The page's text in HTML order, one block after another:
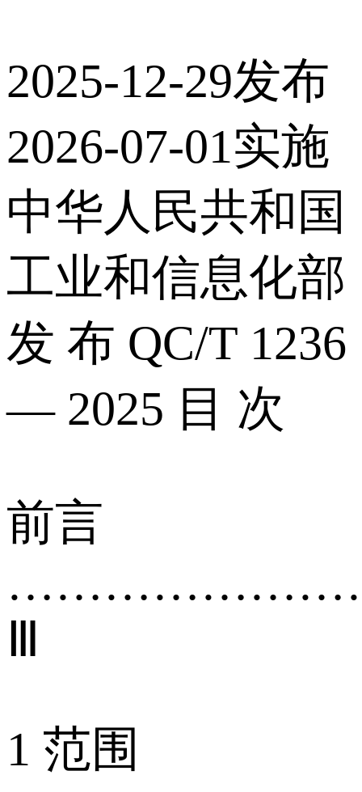
2025‑12‑29发布
2026‑07‑01实施
中华人民共和国
工业和信息化部
发 布 QC/T 1236
— 2025 目 次
前言
1 范围